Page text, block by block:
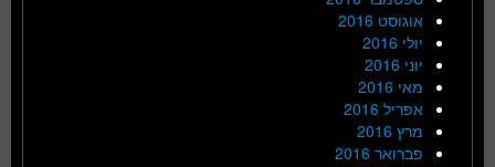
אוגוסט 2016
יולי 2016
יוני 2016
מאי 2016
אפריל 2016
מרץ 2016
פברואר 2016